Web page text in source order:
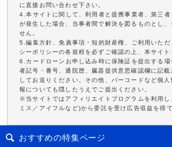
に直接お問い合わせ下さい。
4.本サイトに関して、利用者と提携事業者、第三
が発生した場合、当事者間で解決を図るものとし、
せん。
5.編集方針、免責事項・知的財産権、ご利用いた
シーポリシーの各規程を必ずご確認の上、本サイト
6.カードローンお申し込み時に保険証を提出する
者記号・番号、通院歴、臓器提供意思確認欄に記
してお送りください。その他、バーコードなど個
報についても隠したうえでご提出ください。
※当サイトではアフィリエイトプログラムを利用し
ミス／アイフルなど)から委託を受け広告収益を得
おすすめの特集ページ